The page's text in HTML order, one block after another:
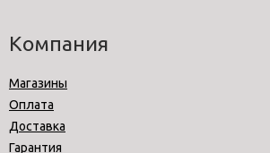
Компания
Магазины
Оплата
Доставка
Гарантия